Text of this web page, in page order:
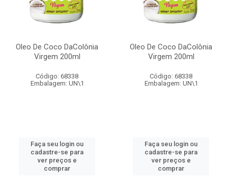
Oleo De Coco DaColônia
Virgem 200ml
Código: 68338
Embalagem: UN\1
Faça seu login ou
cadastre-se para
ver preços e
comprar
Oleo De Coco DaColônia
Virgem 200ml
Código: 68338
Embalagem: UN\1
Faça seu login ou
cadastre-se para
ver preços e
comprar